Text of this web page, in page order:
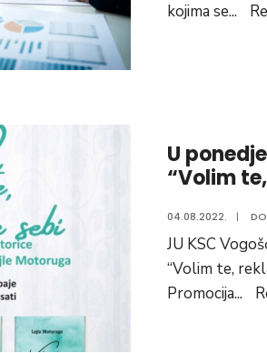
kojima se...
U
“Volim
04.08.2022. |
JU KSC
“Volim te,
Promocija...